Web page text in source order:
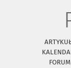
FORUM